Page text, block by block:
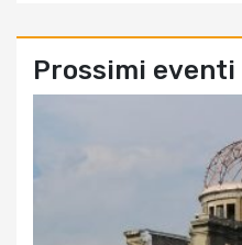
Prossimi eventi